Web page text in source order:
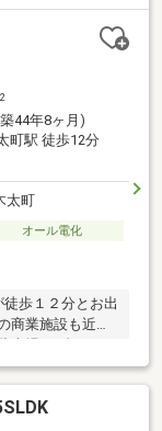
（徒歩3分）・
ストアコスモス
で2200m（車5
2
44年8ヶ月)
町駅 徒歩12分
太町
オール電化
歩１２分とお出
商業施設も近隣